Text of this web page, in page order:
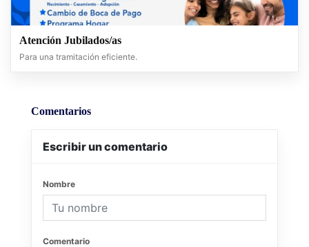
Atención Jubilados/as
Para una tramitación eficiente.
Comentarios
Escribir un comentario
Nombre
Comentario